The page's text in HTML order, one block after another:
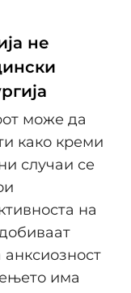
не
може да
како креми
случаи се
на
има